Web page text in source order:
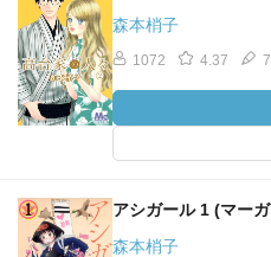
森本梢子
1072 4.37
アシガール 1 (マー
森本梢子